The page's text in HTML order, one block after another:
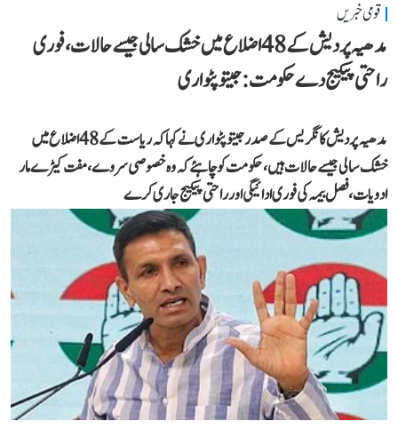
قومی خبریں
مدھیہ پردیش کے 48 اضلاع میں خشک سالی جیسے حالات، فوری
راحتی پیکیج دے حکومت: جیتو پٹواری
مدھیہ پردیش کانگریس کے صدر جیتو پٹواری نے کہا کہ ریاست کے 48 اضلاع میں
خشک سالی جیسے حالات ہیں، حکومت کو چاہئے کہ وہ خصوصی سروے، مفت کیڑے مار
ادویات، فصل بیمہ کی فوری ادائیگی اور راحتی پیکیج جاری کرے